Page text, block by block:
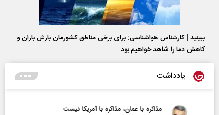
ببینید | کارشناس هواشناسی: برای برخی مناطق کشورمان بارش باران و
کاهش دما را شاهد خواهیم بود
یادداشت
مذاکره با عمان، مذاکره با آمریکا نیست